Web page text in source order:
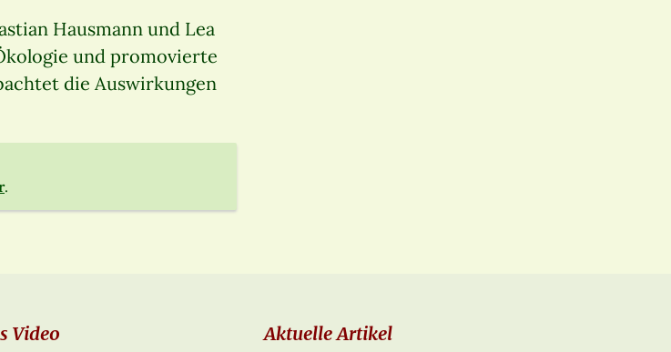
Hausmann und Lea
und promovierte
die Auswirkungen
.
Video Aktuelle Artikel